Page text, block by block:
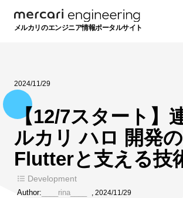
メルカリのエンジニア情報ポータルサイト
2024/11/29
【12/7スタート】
ルカリ ハロ 開発
Flutterと支える技
Development
Author: ____rina____ , 2024/11/29